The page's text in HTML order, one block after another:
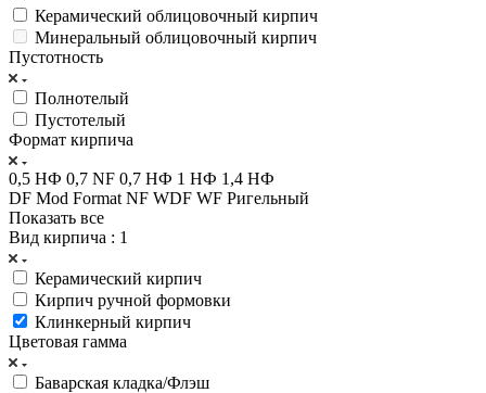
Керамический облицовочный кирпич
Минеральный облицовочный кирпич
Пустотность
Полнотелый
Пустотелый
Формат кирпича
0,5 НФ 0,7 NF 0,7 НФ 1 НФ 1,4 НФ
DF Mod Format NF WDF WF Ригельный
Показать все
Вид кирпича : 1
Керамический кирпич
Кирпич ручной формовки
Клинкерный кирпич
Цветовая гамма
Баварская кладка/Флэш